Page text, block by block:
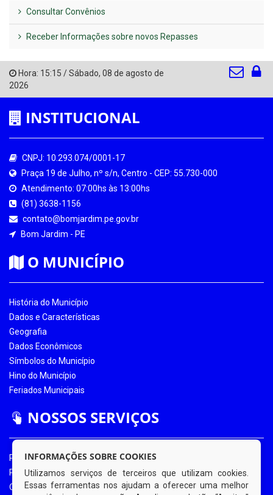
Consultar Convênios
Receber Informações sobre novos Repasses
Hora: 15:15 /Sábado, 08 de agosto de
2026
INSTITUCIONAL
CNPJ: 10.293.074/0001-17
Praça 19 de Julho, nº s/n, Centro - CEP: 55.730-000
Atendimento: 07:00hs às 13:00hs
(81) 3638-1156
contato@bomjardim.pe.gov.br
Bom Jardim - PE
O MUNICÍPIO
História do Município
Dados e Características
Geografia
Dados Econômicos
Símbolos do Município
Hino do Município
Feriados Municipais
NOSSOS SERVIÇOS
Portal da Transparência
Portal da Transparência COVID-19
Ouvidoria Eletrônica
INFORMAÇÕES SOBRE COOKIES
Utilizamos serviços de terceiros que utilizam cookies.
Essas ferramentas nos ajudam a oferecer uma melhor